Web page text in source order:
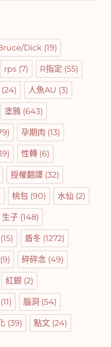
Dick (19)
rps (7) R指定 (55)
(24) 人魚AU (3)
塗鴉 (643)
孕期肉 (13)
性轉 (6)
授權翻譯 (32)
桃包 (90) 水仙 (2)
生子 (148)
(15) 盾冬 (1272)
(9) 碎碎念 (49)
紅銀 (2)
(11) 腦洞 (54)
(39) 點文 (24)